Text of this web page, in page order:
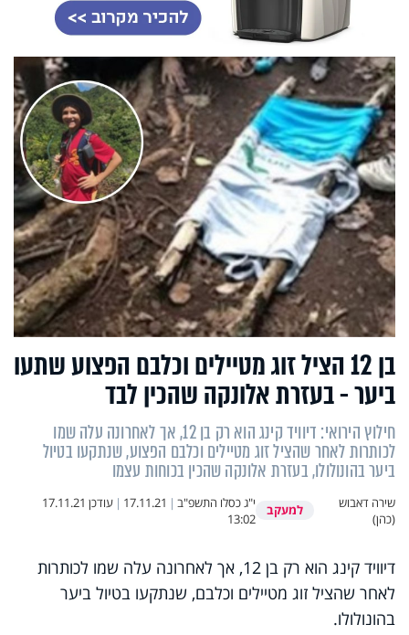
בן 12 הציל זוג מטיילים וכלבם הפצוע שתעו
ביער - בעזרת אלונקה שהכין לבד
חילוץ הירואי: דיוויד קינג הוא רק בן 12, אך לאחרונה עלה שמו
לכותרות לאחר שהציל זוג מטיילים וכלבם הפצוע, שנתקעו בטיול
ביער בהונולולו, בעזרת אלונקה שהכין בכוחות עצמו
שירה דאבוש
(כהן)
למעקב י"ג כסלו התשפ"ב |
17.11.21
| עודכן 17.11.21
13:02
דיוויד קינג הוא רק בן 12, אך לאחרונה עלה שמו לכותרות
לאחר שהציל זוג מטיילים וכלבם, שנתקעו בטיול ביער
בהונולולו.